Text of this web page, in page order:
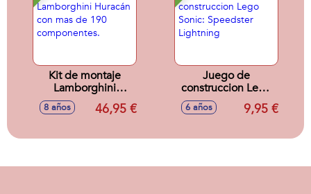
Kit de montaje
Lamborghini
Huracán con mas
de 190
8 años 46,95 €
Juego de
construccion Lego
Sonic: Speedster
Lightning
6 años 9,95 €